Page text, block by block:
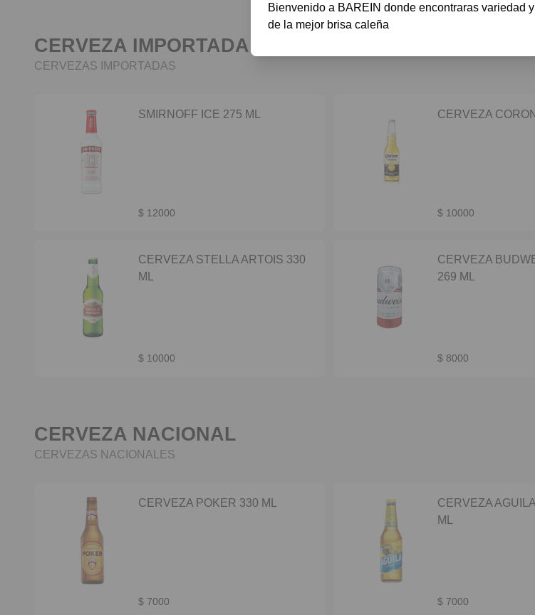
CERVEZA IMPORTADA
CERVEZAS IMPORTADAS
SMIRNOFF ICE 275 ML
$ 12000
CERVEZA
$ 10000
CERVEZA STELLA ARTOIS 330
ML
$ 10000
CERVEZA
269 ML
$ 8000
CERVEZA NACIONAL
CERVEZAS NACIONALES
CERVEZA POKER 330 ML
$ 7000
CERVEZA
ML
$ 7000
Bienvenido a BAREIN donde encontraras variedad
de la mejor brisa caleña